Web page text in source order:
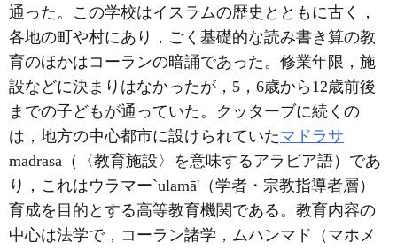
通った。この学校はイスラムの歴史とともに古く，
各地の町や村にあり，ごく基礎的な読み書き算の教
育のほかはコーランの暗誦であった。修業年限，施
設などに決まりはなかったが，5，6歳から12歳前後
までの子どもが通っていた。クッターブに続くの
は，地方の中心都市に設けられていたマドラサ
madrasa（〈教育施設〉を意味するアラビア語）であ
り，これはウラマー`ulamā'（学者・宗教指導者層）
育成を目的とする高等教育機関である。教育内容の
中心は法学で，コーラン諸学，ムハンマド（マホメ